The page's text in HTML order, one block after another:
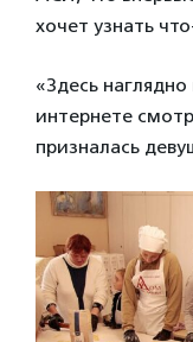
хочет узнать
«Здесь
интернете
призналась